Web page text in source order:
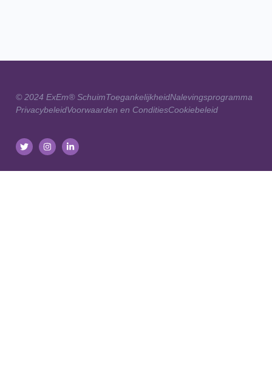
© 2024 ExEm® SchuimToegankelijkheidNalevingsprogramma
PrivacybeleidVoorwaarden en ConditiesCookiebeleid